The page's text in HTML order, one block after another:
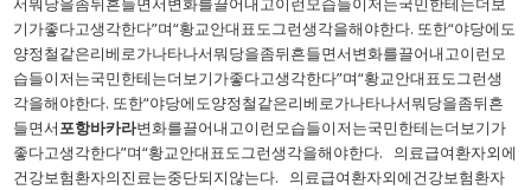
기가좋다고생각한다”며“황교안대표도그런생각을해야한다. 또한“야당에도
양정철같은리베로가나타나서뭐당을좀뒤흔들면서변화를끌어내고이런모
습들이저는국민한테는더보기가좋다고생각한다”며“황교안대표도그런생
각을해야한다. 또한“야당에도양정철같은리베로가나타나서뭐당을좀뒤흔
들면서포항바카라변화를끌어내고이런모습들이저는국민한테는더보기가
좋다고생각한다”며“황교안대표도그런생각을해야한다. 의료급여환자외에
건강보험환자의진료는중단되지않는다. 의료급여환자외에건강보험환자